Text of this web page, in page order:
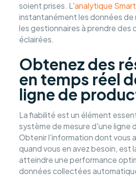
soient prises. L'analytique
instantanément les données de
les gestionnaires à prendre des
éclairées.
Obtenez des
en temps réel
ligne de
La fiabilité est un élément
système de mesure d'une ligne
Obtenir l'information dont vous
quand vous en avez besoin, est
atteindre une performance
données collectées